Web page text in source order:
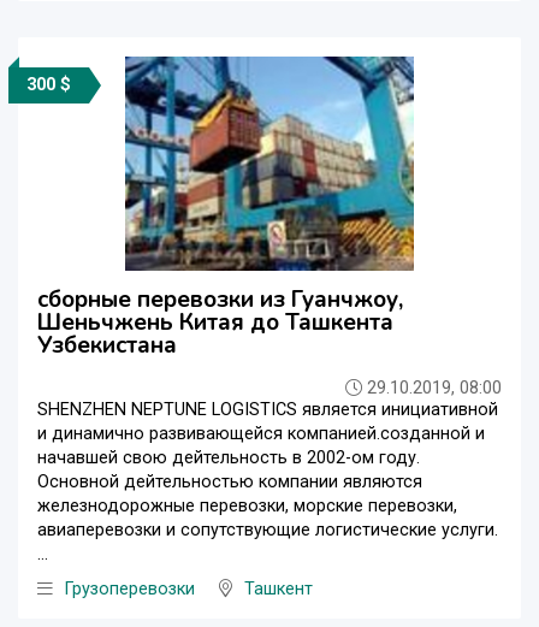
300 $
сборные перевозки из Гуанчжоу,
Шеньчжень Китая до Ташкента
Узбекистана
29.10.2019, 08:00
SHENZHEN NEPTUNE LOGISTICS является инициативной
и динамично развивающейся компанией.созданной и
начавшей свою дейтельность в 2002-ом году.
Основной дейтельностью компании являются
железнодорожные перевозки, морские перевозки,
авиаперевозки и сопутствующие логистические услуги.
...
Грузоперевозки
Ташкент